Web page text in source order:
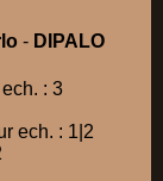
- DIPALO
: 3
ech. : 1|2